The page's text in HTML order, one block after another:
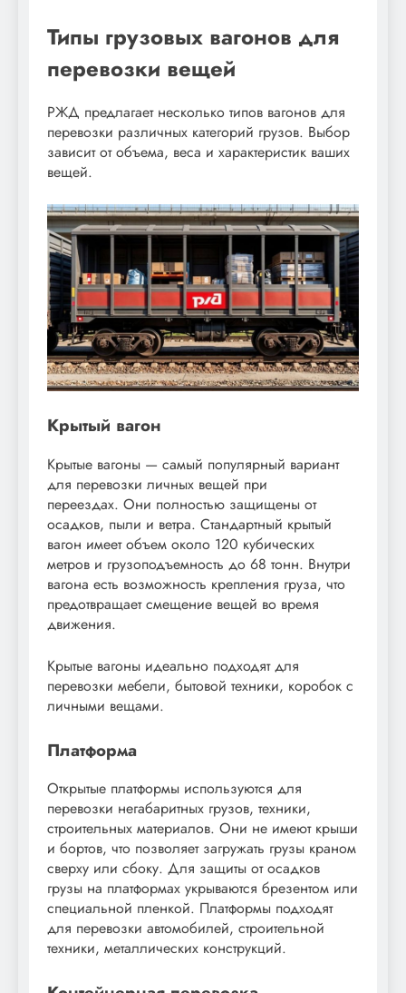
Типы грузовых вагонов для
перевозки вещей
РЖД предлагает несколько типов вагонов для
перевозки различных категорий грузов. Выбор
зависит от объема, веса и характеристик ваших
вещей.
Крытый вагон
Крытые вагоны — самый популярный вариант
для перевозки личных вещей при
переездах. Они полностью защищены от
осадков, пыли и ветра. Стандартный крытый
вагон имеет объем около 120 кубических
метров и грузоподъемность до 68 тонн. Внутри
вагона есть возможность крепления груза, что
предотвращает смещение вещей во время
движения.
Крытые вагоны идеально подходят для
перевозки мебели, бытовой техники, коробок с
личными вещами.
Платформа
Открытые платформы используются для
перевозки негабаритных грузов, техники,
строительных материалов. Они не имеют крыши
и бортов, что позволяет загружать грузы краном
сверху или сбоку. Для защиты от осадков
грузы на платформах укрываются брезентом или
специальной пленкой. Платформы подходят
для перевозки автомобилей, строительной
техники, металлических конструкций.